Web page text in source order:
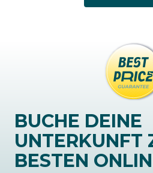
BUCHE DEINE
UNTERKUNFT
BESTEN